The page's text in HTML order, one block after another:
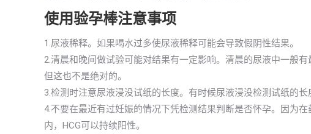
使用验孕棒注意事项
1.尿液稀释。如果喝水过多使尿液稀释可能会导致假阴性结果。
2.清晨和晚间做试验可能对结果有一定影响。清晨的尿液中一般
但这也不是绝对的。
3.检测时注意尿液浸没试纸的长度。有时候尿液浸没检测试纸的长
4.不要在最近有过妊娠的情况下凭检测结果判断是否怀孕。因为
内，HCG可以持续阳性。